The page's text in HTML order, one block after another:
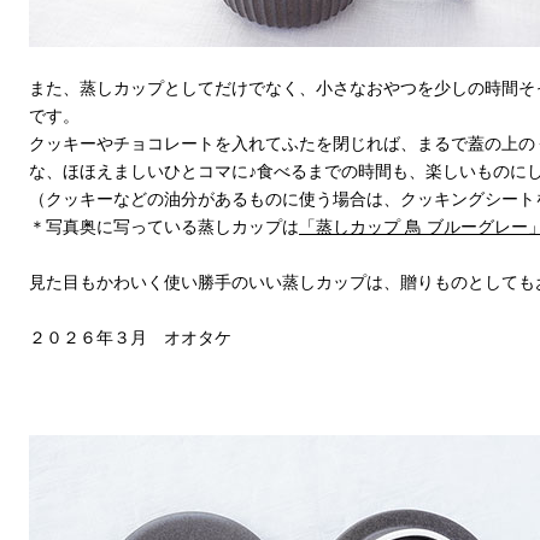
また、蒸しカップとしてだけでなく、小さなおやつを少しの時間
です。
クッキーやチョコレートを入れてふたを閉じれば、まるで蓋の上
な、ほほえましいひとコマに♪食べるまでの時間も、楽しいものに
（クッキーなどの油分があるものに使う場合は、クッキングシー
＊写真奥に写っている蒸しカップは 「蒸しカップ 鳥 ブルーグレー
見た目もかわいく使い勝手のいい蒸しカップは、贈りものとして
２０２６年３月 オオタケ